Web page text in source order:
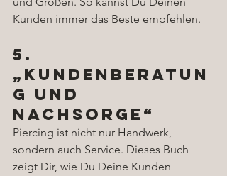
Kunden immer das Beste empfehlen.
5.
„Kundenberatun
g und
Nachsorge“
Piercing ist nicht nur Handwerk,
sondern auch Service. Dieses Buch
zeigt Dir, wie Du Deine Kunden